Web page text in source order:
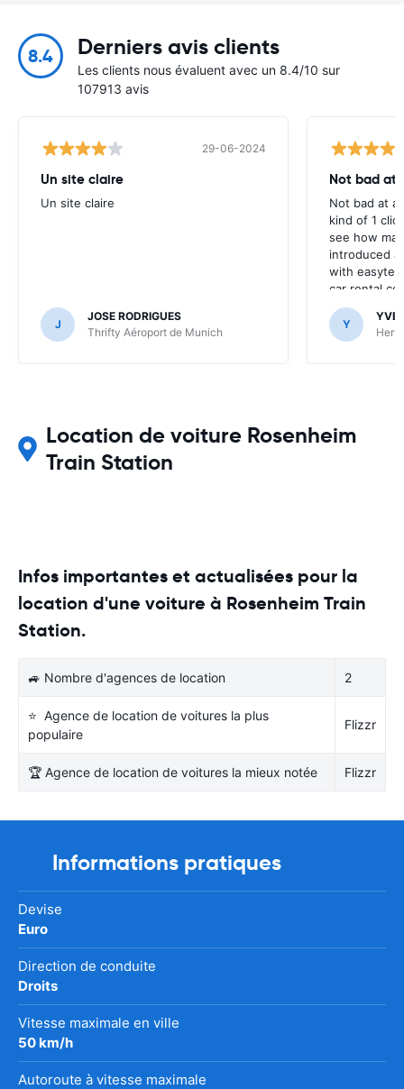
8.4 Derniers avis clients
Les clients nous évaluent avec un 8.4/10 sur
107913 avis
29-06-2024
Un site claire
Un site claire
J
JOSE RODRIGUES
Thrifty Aéroport de Munich
Not bad at
Not bad at
kind of 1
see how
introduced
with
car rental
Y
Location de voiture Rosenheim
Train Station
Infos importantes et actualisées pour la
location d'une voiture à Rosenheim Train
Station.
🚙 Nombre d'agences de location 2
⭐ Agence de location de voitures la plus
populaire
Flizzr
🏆 Agence de location de voitures la mieux notée Flizzr
Informations pratiques
Devise
Euro
Direction de conduite
Droits
Vitesse maximale en ville
50 km/h
Autoroute à vitesse maximale